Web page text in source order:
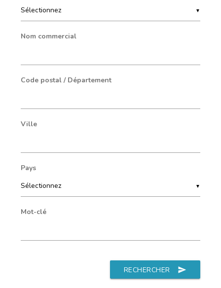
▼
Nom commercial
Code postal / Département
Ville
Pays
▼
Mot-clé
RECHERCHER send